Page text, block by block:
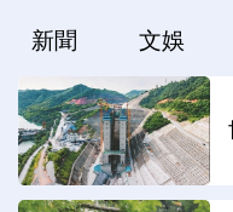
新聞 文娛